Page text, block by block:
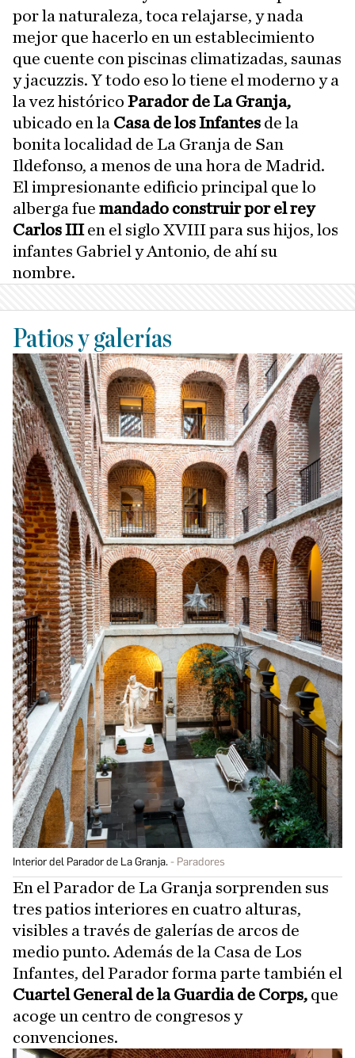
por la naturaleza, toca relajarse, y nada
mejor que hacerlo en un establecimiento
que cuente con piscinas climatizadas, saunas
y jacuzzis. Y todo eso lo tiene el moderno y a
la vez histórico Parador de La Granja,
ubicado en la Casa de los Infantes de la
bonita localidad de La Granja de San
Ildefonso, a menos de una hora de Madrid.
El impresionante edificio principal que lo
alberga fue mandado construir por el rey
Carlos IIIen el siglo XVIII para sus hijos, los
infantes Gabriel y Antonio, de ahí su
nombre.
Patios y galerías
Interior del Parador de La Granja. Paradores
En el Parador de La Granja sorprenden sus
tres patios interiores en cuatro alturas,
visibles a través de galerías de arcos de
medio punto. Además de la Casa de Los
Infantes, del Parador forma parte también el
Cuartel General de la Guardia de Corps, que
acoge un centro de congresos y
convenciones.